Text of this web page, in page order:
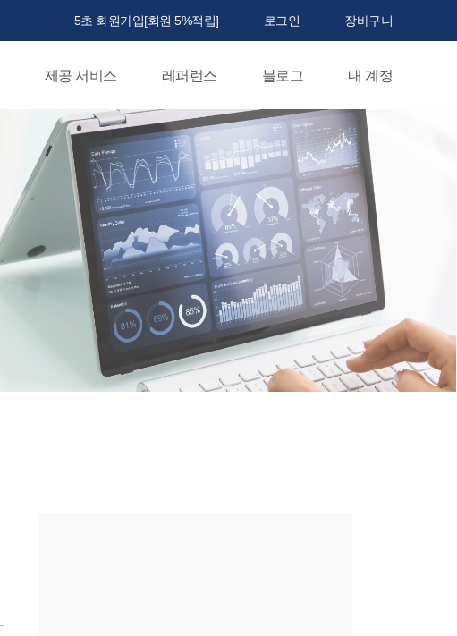
5초 회원가입[회원 5%적립] 로그인 장바구니
제공 서비스 레퍼런스 블로그 내 계정